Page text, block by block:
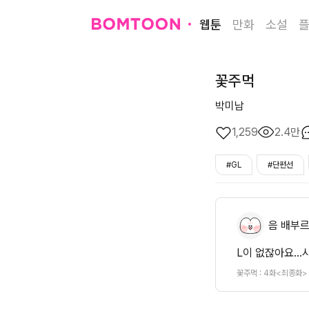
웹툰 만화 소설
꽃주먹
박미남
1,259
2.4만
#GL #단편선
음 배부
L이 없잖아요...
꽃주먹 : 4화<최종화>